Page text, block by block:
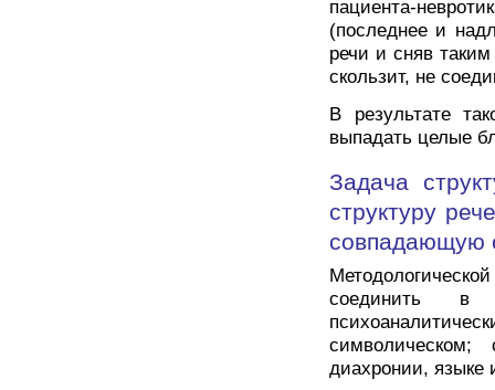
пациента-
(последнее и
речи и сняв
скользит, не
В результате
выпадать целые
Задача
структуру
совпадающую
соединить в
диахронии, языке